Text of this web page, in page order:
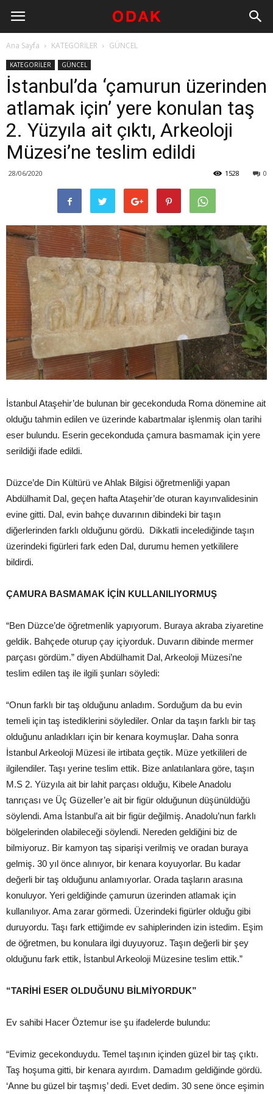
Ana Sayfa KATEGORİLER GÜNCEL
KATEGORİLER GÜNCEL
İstanbul’da ‘çamurun üzerinden
atlamak için’ yere konulan taş
2. Yüzyıla ait çıktı, Arkeoloji
Müzesi’ne teslim edildi
28/06/2020 0
1528
İstanbul Ataşehir’de bulunan bir gecekonduda Roma dönemine ait
olduğu tahmin edilen ve üzerinde kabartmalar işlenmiş olan tarihi
eser bulundu. Eserin gecekonduda çamura basmamak için yere
serildiği ifade edildi.
Düzce’de Din Kültürü ve Ahlak Bilgisi öğretmenliği yapan
Abdülhamit Dal, geçen hafta Ataşehir’de oturan kayınvalidesinin
evine gitti. Dal, evin bahçe duvarının dibindeki bir taşın
diğerlerinden farklı olduğunu gördü. Dikkatli incelediğinde taşın
üzerindeki figürleri fark eden Dal, durumu hemen yetkililere
bildirdi.
ÇAMURA BASMAMAK İÇİN KULLANILIYORMUŞ
“Ben Düzce’de öğretmenlik yapıyorum. Buraya akraba ziyaretine
geldik. Bahçede oturup çay içiyorduk. Duvarın dibinde mermer
parçası gördüm.” diyen Abdülhamit Dal, Arkeoloji Müzesi’ne
teslim edilen taş ile ilgili şunları söyledi:
“Onun farklı bir taş olduğunu anladım. Sorduğum da bu evin
temeli için taş istediklerini söylediler. Onlar da taşın farklı bir taş
olduğunu anladıkları için bir kenara koymuşlar. Daha sonra
İstanbul Arkeoloji Müzesi ile irtibata geçtik. Müze yetkilileri de
ilgilendiler. Taşı yerine teslim ettik. Bize anlatılanlara göre, taşın
M.S 2. Yüzyıla ait bir lahit parçası olduğu, Kibele Anadolu
tanrıçası ve Üç Güzeller’e ait bir figür olduğunun düşünüldüğü
söylendi. Ama İstanbul’a ait bir figür değilmiş. Anadolu’nun farklı
bölgelerinden olabileceği söylendi. Nereden geldiğini biz de
bilmiyoruz. Bir kamyon taş siparişi verilmiş ve oradan buraya
gelmiş. 30 yıl önce alınıyor, bir kenara koyuyorlar. Bu kadar
değerli bir taş olduğunu anlamıyorlar. Orada taşların arasına
konuluyor. Yeri geldiğinde çamurun üzerinden atlamak için
kullanılıyor. Ama zarar görmedi. Üzerindeki figürler olduğu gibi
duruyordu. Taşı fark ettiğimde ev sahiplerinden izin istedim. Eşim
de öğretmen, bu konulara ilgi duyuyoruz. Taşın değerli bir şey
olduğunu fark ettik, İstanbul Arkeoloji Müzesine teslim ettik.”
“TARİHİ ESER OLDUĞUNU BİLMİYORDUK”
Ev sahibi Hacer Öztemur ise şu ifadelerde bulundu:
“Evimiz gecekonduydu. Temel taşının içinden güzel bir taş çıktı.
Taş hoşuma gitti, bir kenara ayırdım. Damadım geldiğinde gördü.
‘Anne bu güzel bir taşmış’ dedi. Evet dedim. 30 sene önce eşimin